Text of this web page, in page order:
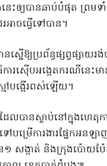
េះឲ្យបានឆាប់បំផុត ព្រមទ
អាចធ្វើទៅបាន។
នើឱ្យប្រព័ន្ធផ្សព្វផ្សាយរ
ការស៊ើបអង្កេតករណីនេះម
បង្អើរពស់ឡើយ។
ក់ដែលបានស្លាប់នៅក្នុងហេ
បម្រើការងារផ្នែកអនឡ
១ សង្កាត់ និងក្រុងប៉ោយប៉